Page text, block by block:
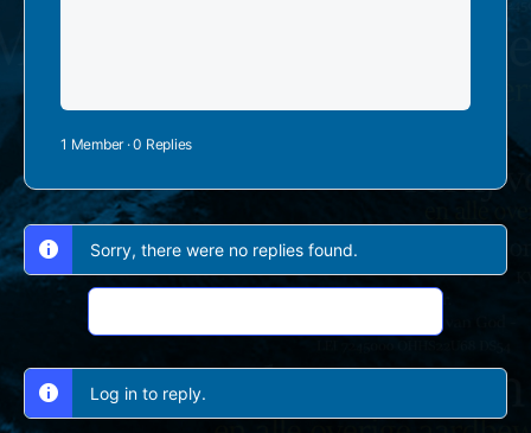
1 Member ·0 Replies
Sorry, there were no replies found.
Log in to reply.